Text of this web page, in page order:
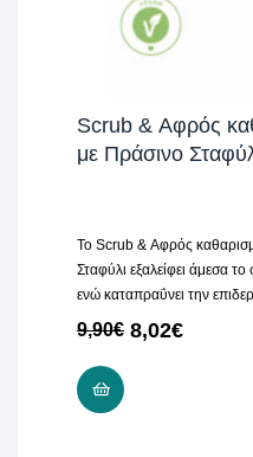
Scrub & Αφρός
με Πράσινο
Το Scrub & Αφρός
Σταφύλι εξαλείφει άμεσα
ενώ καταπραΰνει την
9,90€ 8,02€